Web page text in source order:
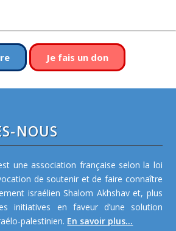
Je fais un don
NOUS
une association française selon la loi
de soutenir et de faire connaître
israélien Shalom Akhshav et, plus
initiatives en faveur d’une solution
palestinien. En savoir plus...